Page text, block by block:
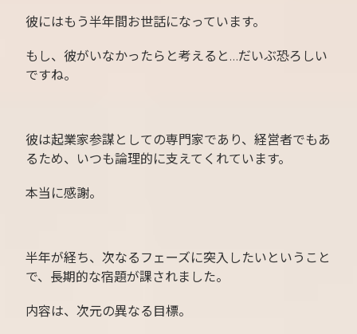
彼にはもう半年間お世話になっています。
もし、彼がいなかったらと考えると…だいぶ恐ろしい
ですね。
彼は起業家参謀としての専門家であり、経営者でもあ
るため、いつも論理的に支えてくれています。
本当に感謝。
半年が経ち、次なるフェーズに突入したいということ
で、長期的な宿題が課されました。
内容は、次元の異なる目標。